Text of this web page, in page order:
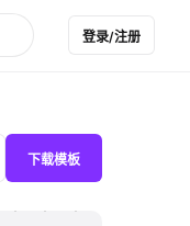
登录/注册
下载模板